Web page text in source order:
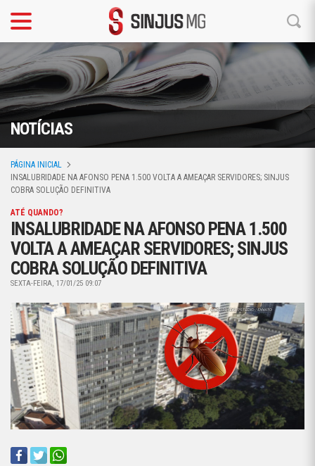
NOTÍCIAS
PÁGINA INICIAL
INSALUBRIDADE NA AFONSO PENA 1.500 VOLTA A AMEAÇAR SERVIDORES; SINJUS
COBRA SOLUÇÃO DEFINITIVA
ATÉ QUANDO?
INSALUBRIDADE NA AFONSO PENA 1.500
VOLTA A AMEAÇAR SERVIDORES; SINJUS
COBRA SOLUÇÃO DEFINITIVA
SEXTA-FEIRA, 17/01/25 09:07